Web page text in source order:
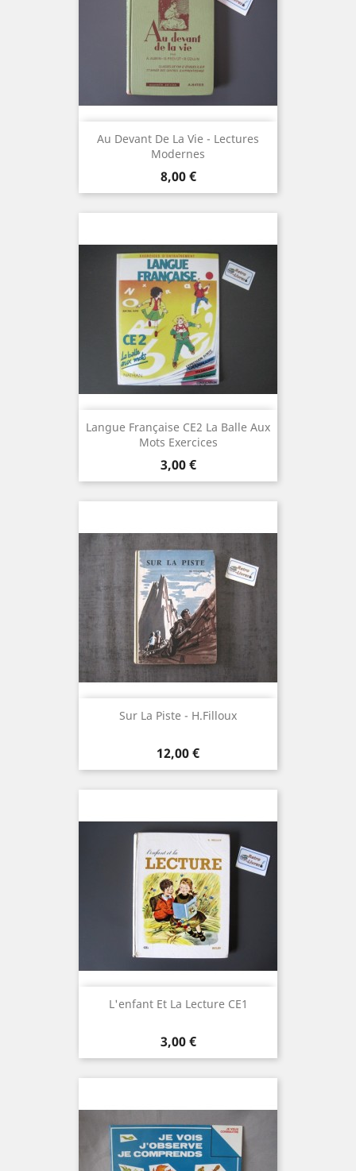
Au Devant De La Vie - Lectures
Modernes
Prix
8,00 €
Langue Française CE2 La Balle Aux
Mots Exercices
Prix
3,00 €
Sur La Piste - H.Filloux
Prix
12,00 €
L'enfant Et La Lecture CE1
Prix
3,00 €